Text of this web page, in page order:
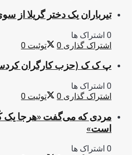
تیرباران یک دختر گریلا
0 اشتراک ها
اشتراک گذاری 0 توئیت 0
پ ک ک (حزب کارگران
0 اشتراک ها
اشتراک گذاری 0 توئیت 0
مردی که می‌گفت «هرجا یک
است»
0 اشتراک ها